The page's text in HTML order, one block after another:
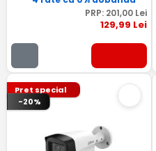
PRP: 201,00Lei
129,99 Lei
Pret special
-20%